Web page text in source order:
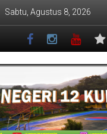
Sabtu, Agustus 8, 2026